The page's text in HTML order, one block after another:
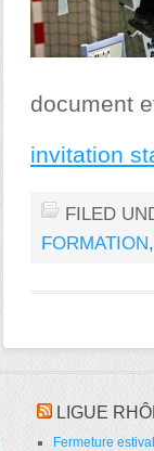
document
invitation
FILED
FORMATION
LIGUE
Fermeture